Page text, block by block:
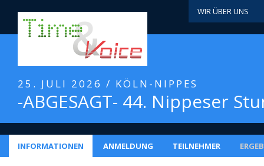
WIR ÜBER UNS
25. JULI 2026 / KÖLN-NIPPES
-ABGESAGT- 44. Nippeser
INFORMATIONEN ANMELDUNG TEILNEHMER